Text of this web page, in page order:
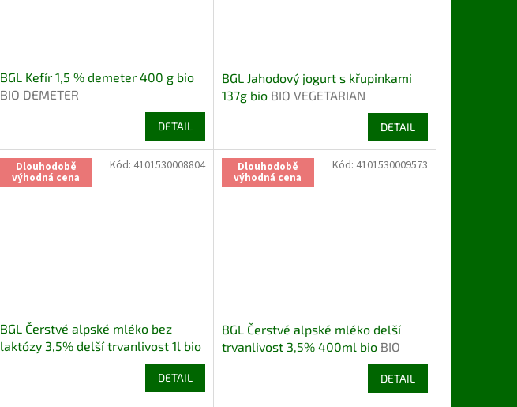
BGL Kefír 1,5 % demeter 400 g bio
BIO DEMETER
DETAIL
BGL Jahodový jogurt s křupinkami
137g bio BIO VEGETARIAN
DETAIL
Dlouhodobě
výhodná cena
BGL Čerstvé alpské mléko bez
laktózy 3,5% delší trvanlivost 1l bio
BIO VEGETARIAN bez laktózy
DETAIL
Kód: 4101530008804 Dlouhodobě
výhodná cena
BGL Čerstvé alpské mléko delší
trvanlivost 3,5% 400ml bio BIO
DETAIL
Kód: 4101530009573